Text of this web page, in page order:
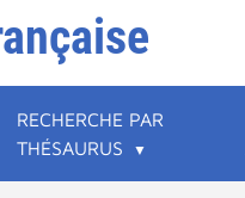
RECHERCHE PAR
THÉSAURUS